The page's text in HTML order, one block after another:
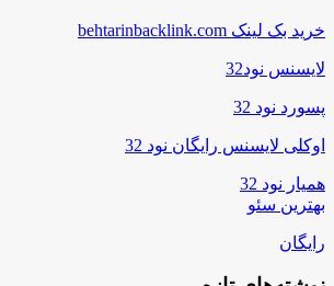
خرید بک لینک behtarinbacklink.com
لایسنس نود32
پسورد نود 32
اوکلی لایسنس رایگان نود 32
همیار نود 32
بهترین سئو
رایگان